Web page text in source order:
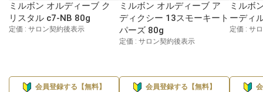
ミルボン オルディーブ ク
リスタル c7-NB 80g
定価 : サロン契約後表示
会員登録する【無料】
ミルボン オルディーブ ア
ディクシー 13スモーキート
パーズ 80g
定価 : サロン契約後表示
会員登録する【無料】
ミルボ
ーディ
定価 : サ